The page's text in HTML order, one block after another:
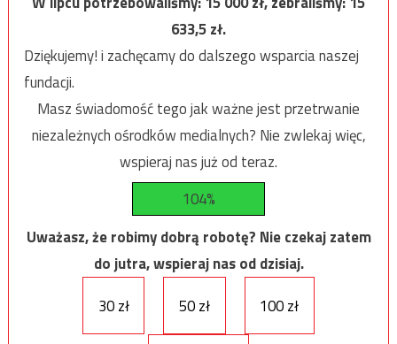
633,5zł.
Dziękujemy! i zachęcamy do dalszego wsparcia naszej
fundacji.
Masz świadomość tego jak ważne jest przetrwanie
niezależnych ośrodków medialnych? Nie zwlekaj więc,
wspieraj nas już od teraz.
104%
Uważasz, że robimy dobrą robotę? Nie czekaj zatem
do jutra, wspieraj nas od dzisiaj.
30 zł
50 zł 100 zł